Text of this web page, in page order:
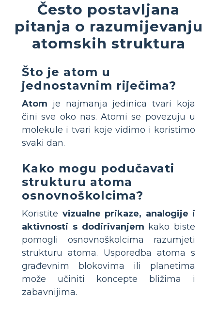
Često postavljana
pitanja o razumijevanju
atomskih struktura
Što je atom u
jednostavnim riječima?
Atom je najmanja jedinica tvari koja
čini sve oko nas. Atomi se povezuju u
molekule i tvari koje vidimo i koristimo
svaki dan.
Kako mogu podučavati
strukturu atoma
osnovnoškolcima?
Koristite vizualne prikaze, analogije i
aktivnosti s dodirivanjem kako biste
pomogli osnovnoškolcima razumjeti
strukturu atoma. Usporedba atoma s
građevnim blokovima ili planetima
može učiniti koncepte bližima i
zabavnijima.